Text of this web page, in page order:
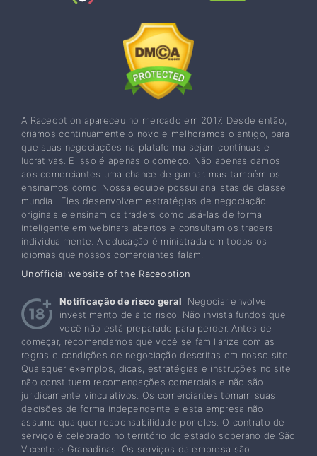
A Raceoption apareceu no mercado em 2017. Desde então,
criamos continuamente o novo e melhoramos o antigo, para
que suas negociações na plataforma sejam contínuas e
lucrativas. E isso é apenas o começo. Não apenas damos
aos comerciantes uma chance de ganhar, mas também os
ensinamos como. Nossa equipe possui analistas de classe
mundial. Eles desenvolvem estratégias de negociação
originais e ensinam os traders como usá-las de forma
inteligente em webinars abertos e consultam os traders
individualmente. A educação é ministrada em todos os
idiomas que nossos comerciantes falam.
Unofficial website of the Raceoption
Notificação de risco geral: Negociar envolve
investimento de alto risco. Não invista fundos que
você não está preparado para perder. Antes de
começar, recomendamos que você se familiarize com as
regras e condições de negociação descritas em nosso site.
Quaisquer exemplos, dicas, estratégias e instruções no site
não constituem recomendações comerciais e não são
juridicamente vinculativos. Os comerciantes tomam suas
decisões de forma independente e esta empresa não
assume qualquer responsabilidade por eles. O contrato de
serviço é celebrado no território do estado soberano de São
Vicente e Granadinas. Os serviços da empresa são